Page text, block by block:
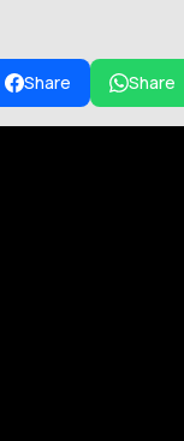
Share Share